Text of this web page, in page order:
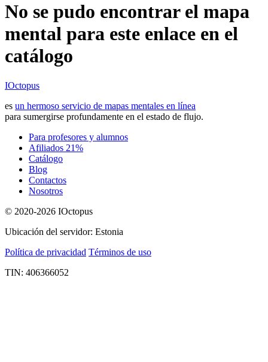
No se pudo encontrar el mapa
mental para este enlace en el
catálogo
IOctopus
es un hermoso servicio de mapas mentales en línea
para sumergirse profundamente en el estado de flujo.
Para profesores y alumnos
Afiliados 21%
Catálogo
Blog
Contactos
Nosotros
© 2020-2026 IOctopus
Ubicación del servidor: Estonia
Política de privacidad Términos de uso
TIN: 406366052